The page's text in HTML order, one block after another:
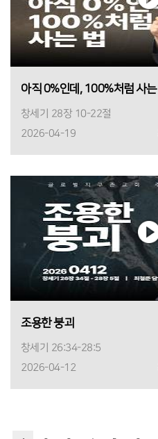
아직 0%인데, 100%처럼 사는
창세기 28장 10-22절
2026-04-19
조용한 붕괴
창세기 26:34-28:5
2026-04-12